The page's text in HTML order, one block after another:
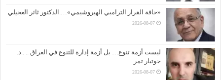
«حافة القرار الترامبي الهيروشيمي»….الدكتور ثائر العجيلي
2026-08-07
ليست أزمة تنوع… بل أزمة إدارة للتنوع في العراق .. ..د.
جوتيار تمر
2026-08-07